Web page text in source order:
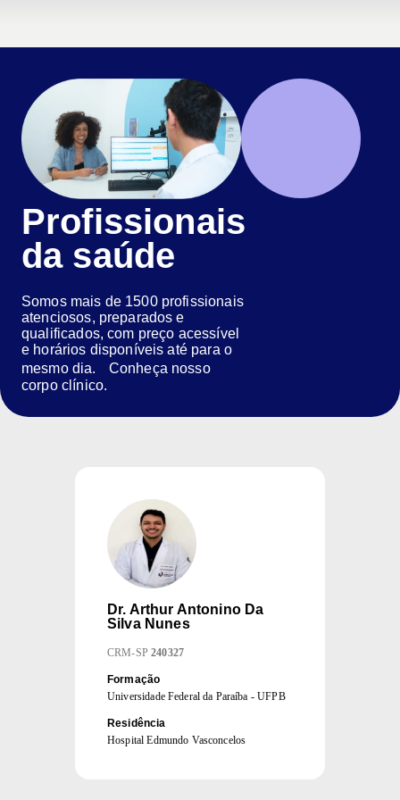
Profissionais
da saúde
Somos mais de 1500 profissionais
atenciosos, preparados e
qualificados, com preço acessível
e horários disponíveis até para o
mesmo dia. Conheça nosso
corpo clínico.
Dr. Arthur Antonino Da
Silva Nunes
CRM-SP 240327
Formação
Universidade Federal da Paraíba - UFPB
Residência
Hospital Edmundo Vasconcelos